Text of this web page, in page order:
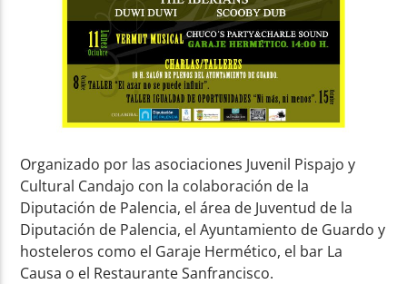
Organizado por las asociaciones Juvenil Pispajo y
Cultural Candajo con la colaboración de la
Diputación de Palencia, el área de Juventud de la
Diputación de Palencia, el Ayuntamiento de Guardo y
hosteleros como el Garaje Hermético, el bar La
Causa o el Restaurante Sanfrancisco.